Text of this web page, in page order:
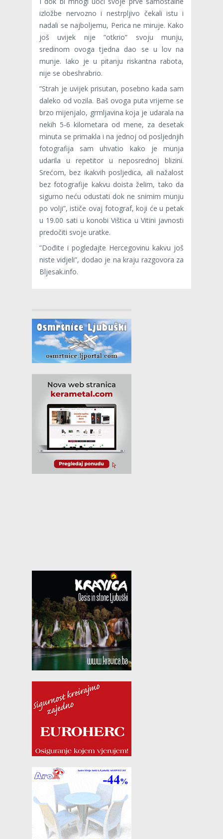
izložbe nervozno i nestrpljivo čekali istu i
nadali se najboljemu, Perica ne miruje. Kako
još uvijek nije ”otkrio” svoju munju,
sredinom ovoga tjedna dao se u lov na
munje. Iako je u pitanju riskantna rabota,
nije se obeshrabrio.
”Strah je uvijek prisutan, posebno kada sam
daleko od vozila. Baš ovoga puta vrijeme se
brzo mijenjalo, grmljavina koja je udarala na
nekih 5-6 kilometara od mene, za desetak
minuta se primakla i na jednoj od posljednjih
fotografija sam uhvatio kako je munja
udarila u repetitor u neposrednoj blizini.
Srećom, bez ikakvih posljedica, ali nažalost
bez fotografije kakvu doista želim, tako da
sigurno neću odustati dok ne snimim munju
po volji”, ističe ovaj fotograf, koji će u petak
u 19.00 sati u konobi Vištica u Vitini javnosti
predočiti svoje uratke.
”Dođite i pogledajte Hercegovinu kakvu još
niste vidjeli”, dodao je na kraju razgovora za
Bljesak.info.